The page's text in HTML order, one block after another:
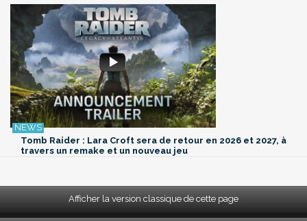
Tomb Raider : Lara Croft sera de retour en 2026 et 2027, à
travers un remake et un nouveau jeu
Afficher la version classique de cette page